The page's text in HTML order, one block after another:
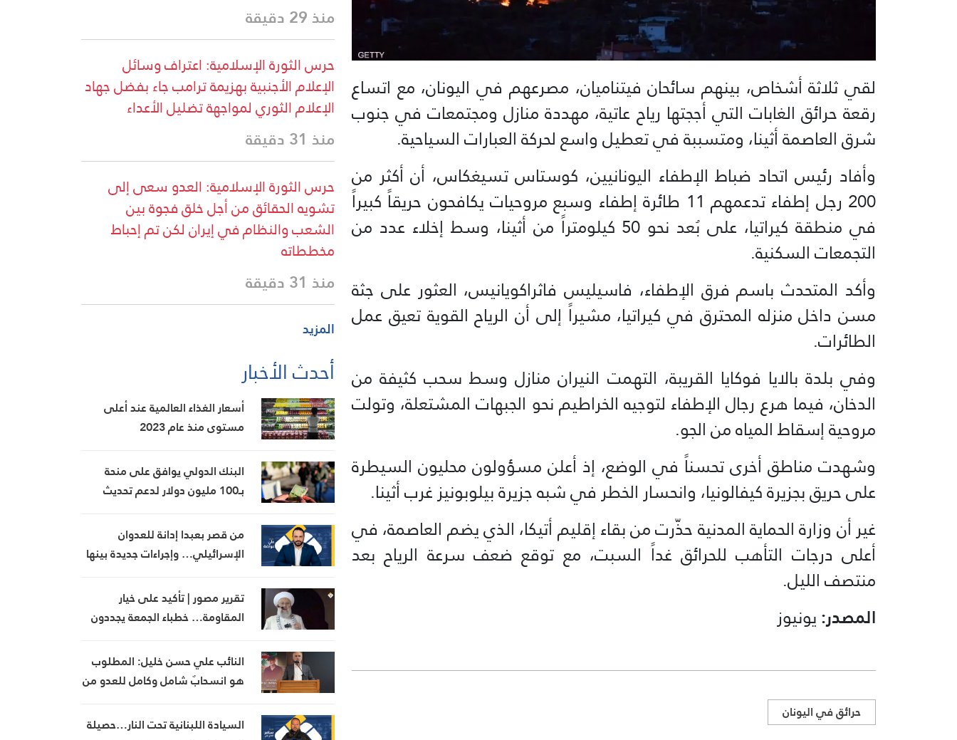
لقي ثلاثة أشخاص، بينهم سائحان فيتناميان، مصرعهم في اليونان، مع اتساع
رقعة حرائق الغابات التي أججتها رياح عاتية، مهددة منازل ومجتمعات في جنوب
شرق العاصمة أثينا، ومتسببة في تعطيل واسع لحركة العبارات السياحية.
وأفاد رئيس اتحاد ضباط الإطفاء اليونانيين، كوستاس تسيغكاس، أن أكثر من
200 رجل إطفاء تدعمهم 11 طائرة إطفاء وسبع مروحيات يكافحون حريقاً كبيراً
في منطقة كيراتيا، على بُعد نحو 50 كيلومتراً من أثينا، وسط إخلاء عدد من
التجمعات السكنية.
وأكد المتحدث باسم فرق الإطفاء، فاسيليس فاثراكويانيس، العثور على جثة
مسن داخل منزله المحترق في كيراتيا، مشيراً إلى أن الرياح القوية تعيق عمل
الطائرات.
وفي بلدة بالايا فوكايا القريبة، التهمت النيران منازل وسط سحب كثيفة من
الدخان، فيما هرع رجال الإطفاء لتوجيه الخراطيم نحو الجبهات المشتعلة، وتولت
مروحية إسقاط المياه من الجو.
وشهدت مناطق أخرى تحسناً في الوضع، إذ أعلن مسؤولون محليون السيطرة
على حريق بجزيرة كيفالونيا، وانحسار الخطر في شبه جزيرة بيلوبونيز غرب أثينا.
غير أن وزارة الحماية المدنية حذّرت من بقاء إقليم أتيكا، الذي يضم العاصمة، في
أعلى درجات التأهب للحرائق غداً السبت، مع توقع ضعف سرعة الرياح بعد
منتصف الليل.
المصدر:يونيوز
حرائق في اليونان
منذ 29 دقيقة
حرس الثورة الإسلامية: اعتراف وسائل
الإعلام الأجنبية بهزيمة ترامب جاء بفضل جهاد
الإعلام الثوري لمواجهة تضليل الأعداء
منذ 31 دقيقة
حرس الثورة الإسلامية: العدو سعى إلى
تشويه الحقائق من أجل خلق فجوة بين
الشعب والنظام في إيران لكن تم إحباط
مخططاته
منذ 31 دقيقة
المزيد
أحدث الأخبار
أسعار الغذاء العالمية عند أعلى
مستوى منذ عام 2023
البنك الدولي يوافق على منحة
بـ100 مليون دولار لدعم تحديث
من قصر بعبدا إدانة للعدوان
الإسرائيلي… وإجراءات جديدة بينها
تقرير مصور | تأكيد على خيار
المقاومة… خطباء الجمعة يجددون
النائب علي حسن خليل: المطلوب
هو انسحابٌ شامل وكامل للعدو من
السيادة اللبنانية تحت النار…حصيلة